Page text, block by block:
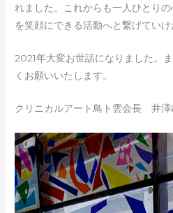
れました。これからも一人ひとり
を笑顔にできる活動へと繋げていけ
2021年大変お世話になりました。
くお願いいたします。
クリニカルアート鳥ト雲会長 井澤